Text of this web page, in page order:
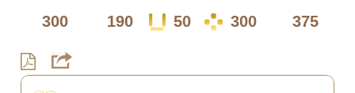
300
190 50 300 375